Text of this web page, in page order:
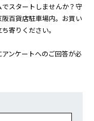
スタートしませんか？守
百貨店駐車場内。お買い
寄りください。
ンケートへのご回答が必